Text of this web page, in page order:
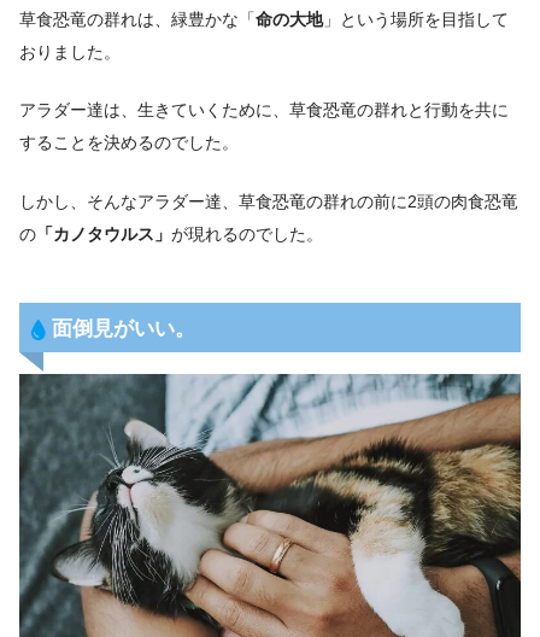
草食恐竜の群れは、緑豊かな「命の大地」という場所を目指して
おりました。
アラダー達は、生きていくために、草食恐竜の群れと行動を共に
することを決めるのでした。
しかし、そんなアラダー達、草食恐竜の群れの前に2頭の肉食恐竜
の 「カノタウルス 」 が現れるのでした。
面倒見がいい。